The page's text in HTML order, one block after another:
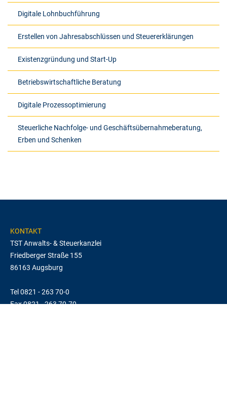
Digitale Lohnbuchführung
Erstellen von Jahresabschlüssen und Steuererklärungen
Existenzgründung und Start-Up
Betriebswirtschaftliche Beratung
Digitale Prozessoptimierung
Steuerliche Nachfolge- und Geschäftsübernahmeberatung,
Erben und Schenken
KONTAKT
TST Anwalts- & Steuerkanzlei
Friedberger Straße 155
86163 Augsburg
Tel 0821 - 263 70-0
Fax 0821 - 263 70-70